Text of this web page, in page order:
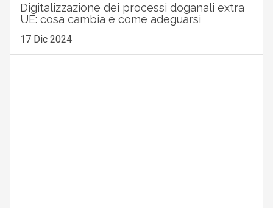
Digitalizzazione dei processi doganali extra
UE: cosa cambia e come adeguarsi
17 Dic 2024